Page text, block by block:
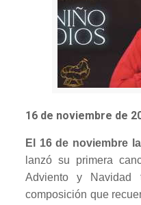
16 de noviembre de
El 16 de noviembre
lanzó su primera
Adviento y Navidad
composición que